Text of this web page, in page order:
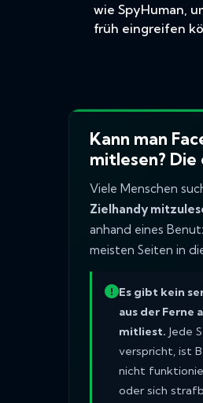
wie SpyHuman,
früh eingreifen
Kann man
mitlesen?
Viele Menschen
Zielhandy
anhand eines
meisten Seiten in
Es gibt kein
aus der Ferne
mitliest. Jede
verspricht, ist
nicht
oder sich